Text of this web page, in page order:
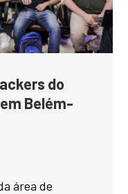
do
Belém-
área de